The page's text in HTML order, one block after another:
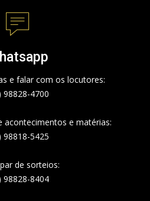
e falar com os locutores:
98828-4700
acontecimentos e matérias:
98818-5425
de sorteios:
98828-8404